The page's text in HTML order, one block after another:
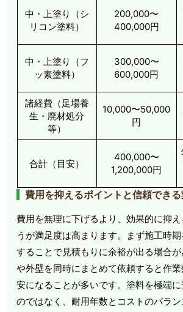
中・上塗り（シ
リコン塗料）
200,000〜
400,000円
中・上塗り（フ
ッ素塗料）
300,000〜
600,000円
諸経費（足場養
生・廃材処分
等）
10,000〜50,000
円
合計（目安）
400,000〜
1,200,000円
費用を抑えるポイントと信頼でき
費用を無理に下げるより、効果的に抑
うが満足度は高まります。まず施工時
することで見積もりに余裕が出る場合
や外壁を同時にまとめて依頼すると作
安になることが多いです。塗料を極端
のではなく、耐用年数とコストのバラ